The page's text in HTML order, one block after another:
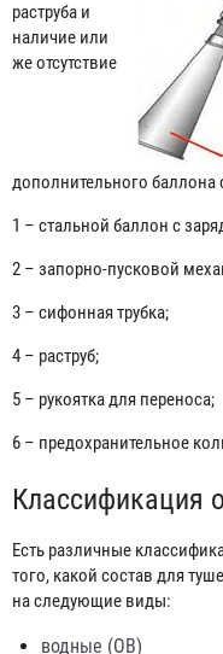
раструба и
наличие или
же отсутствие
дополнительного
1 – стальной баллон с
2 – запорно-пусковой
3 – сифонная трубка;
4 – раструб;
5 – рукоятка для переноса;
6 – предохранительное
Классификация
Есть различные
того, какой состав для
на следующие виды:
водные (ОВ)